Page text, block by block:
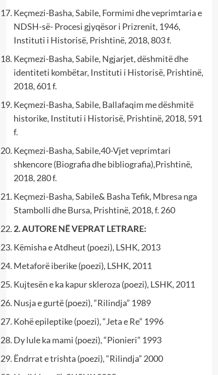
Keçmezi-Basha, Sabile, Formimi dhe veprimtaria e
NDSH-së- Procesi gjyqësor i Prizrenit, 1946,
Instituti i Historisë, Prishtinë, 2018, 803 f.
Keçmezi-Basha, Sabile, Ngjarjet, dëshmitë dhe
identiteti kombëtar, Instituti i Historisë, Prishtinë,
2018, 601 f.
Keçmezi-Basha, Sabile, Ballafaqim me dëshmitë
historike, Instituti i Historisë, Prishtinë, 2018, 591
f.
Keçmezi-Basha, Sabile,40-Vjet veprimtari
shkencore (Biografia dhe bibliografia),Prishtinë,
2018, 280 f.
Keçmezi-Basha, Sabile& Basha Tefik, Mbresa nga
Stambolli dhe Bursa, Prishtinë, 2018, f. 260
2. AUTORE NË VEPRAT LETRARE:
Këmisha e Atdheut (poezi), LSHK, 2013
Metaforë iberike (poezi), LSHK, 2011
Kujtesën e ka kapur skleroza (poezi), LSHK, 2011
Nusja e gurtë (poezi), “Rilindja” 1989
Kohë epileptike (poezi), “Jeta e Re” 1996
Dy lule ka mami (poezi), “Pionieri” 1993
Ëndrrat e trishta (poezi), “Rilindja” 2000